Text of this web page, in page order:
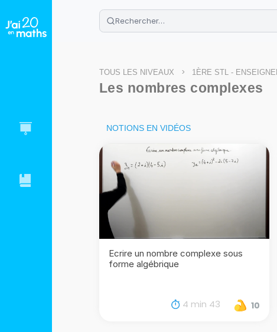
🌴Cahier de vacances offert: révise
Télécharge ton PDF gratuit et
TOUS LES NIVEAUX > 1ÈRE STL -
Les nombres complexes
NOTIONS EN VIDÉOS
Ecrire un nombre complexe sous
forme algébrique
4 min 43 10